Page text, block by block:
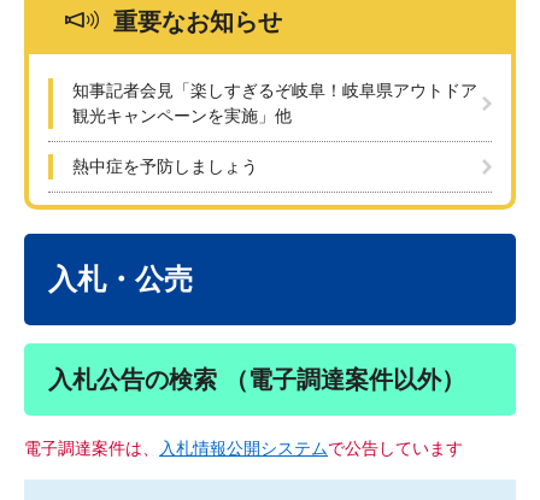
重要なお知らせ
知事記者会見「楽しすぎるぞ岐阜！岐阜県アウトドア
観光キャンペーンを実施」他
熱中症を予防しましょう
入札・公売
入札公告の検索 （電子調達案件以外）
電子調達案件は、 入札情報公開システムで公告しています